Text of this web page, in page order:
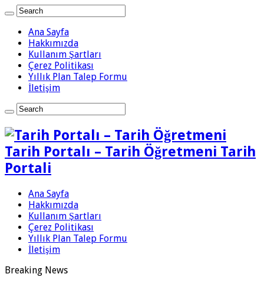
Ana Sayfa
Hakkımızda
Kullanım Şartları
Çerez Politikası
Yıllık Plan Talep Formu
İletişim
Tarih Portalı – Tarih Öğretmeni Tarih
Portali
Ana Sayfa
Hakkımızda
Kullanım Şartları
Çerez Politikası
Yıllık Plan Talep Formu
İletişim
Breaking News